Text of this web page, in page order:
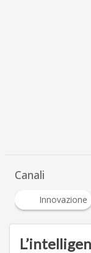
Canali
Innovazione